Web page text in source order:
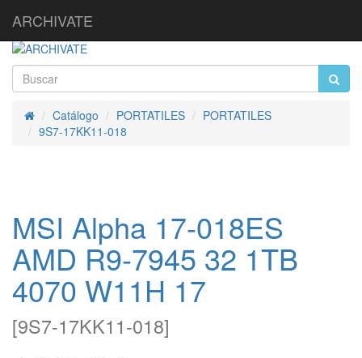
ARCHIVATE
InicioCatálogo PORTATILES
PORTATILES
9S7-17KK11-018
MSI Alpha 17-018ES
AMD R9-7945 32 1TB
4070 W11H 17
[9S7-17KK11-018]